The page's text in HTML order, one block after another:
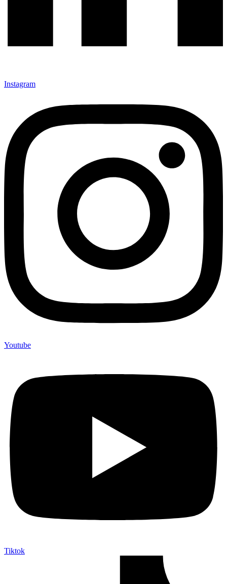
Instagram
Youtube
Tiktok